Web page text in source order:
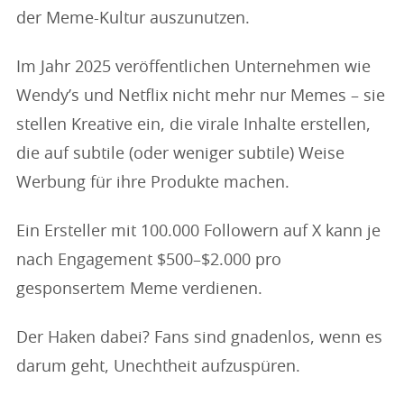
der Meme-Kultur auszunutzen.
Im Jahr 2025 veröffentlichen Unternehmen wie
Wendy’s und Netflix nicht mehr nur Memes – sie
stellen Kreative ein, die virale Inhalte erstellen,
die auf subtile (oder weniger subtile) Weise
Werbung für ihre Produkte machen.
Ein Ersteller mit 100.000 Followern auf X kann je
nach Engagement $500–$2.000 pro
gesponsertem Meme verdienen.
Der Haken dabei? Fans sind gnadenlos, wenn es
darum geht, Unechtheit aufzuspüren.